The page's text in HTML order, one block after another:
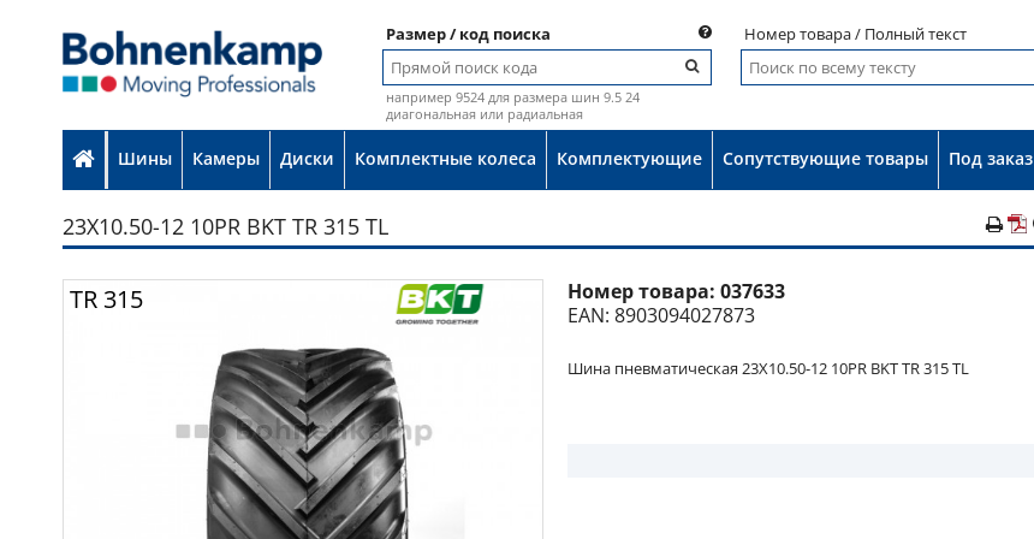
Номер товара / Полный текст
Размер / код поиска
например 9524 для размера шин 9.5 24
диагональная или радиальная
Шины Камеры Диски Комплектные колеса Комплектующие Сопутствующие товары Под заказ
23X10.50-12 10PR BKT TR 315 TL
TR 315 Номер товара: 037633
EAN: 8903094027873
Шина пневматическая 23X10.50-12 10PR BKT TR 315 TL